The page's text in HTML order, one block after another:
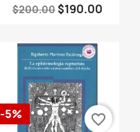
$200.00 $190.00
-5% favorite_border